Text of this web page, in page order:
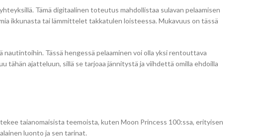
Tämä digitaalinen toteutus mahdollistaa sulavan pelaamisen
ikkunasta tai lämmittelet takkatulen loisteessa. Mukavuus on tässä
Tässä hengessä pelaaminen voi olla yksi rentouttava
tähän ajatteluun, sillä se tarjoaa jännitystä ja viihdettä omilla ehdoilla
taianomaisista teemoista, kuten Moon Princess 100:ssa, erityisen
luonto ja sen tarinat.